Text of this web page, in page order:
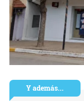
Y además...